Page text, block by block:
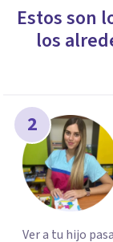
Estos son
los
2
Ver a tu hijo